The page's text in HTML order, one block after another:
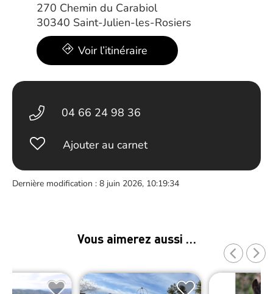
270 Chemin du Carabiol
30340 Saint-Julien-les-Rosiers
Voir l’itinéraire
04 66 24 98 36
Ajouter au carnet
Dernière modification : 8 juin 2026, 10:19:34
Vous aimerez aussi …